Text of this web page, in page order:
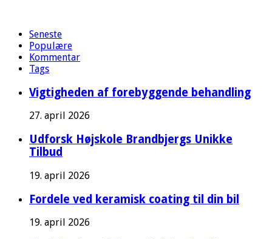
Seneste
Populære
Kommentar
Tags
Vigtigheden af forebyggende behandling
27. april 2026
Udforsk Højskole Brandbjergs Unikke
Tilbud
19. april 2026
Fordele ved keramisk coating til din bil
19. april 2026